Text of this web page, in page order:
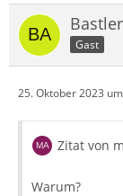
Bastler
Gast
25. Oktober 2023
Zitat von
Warum?